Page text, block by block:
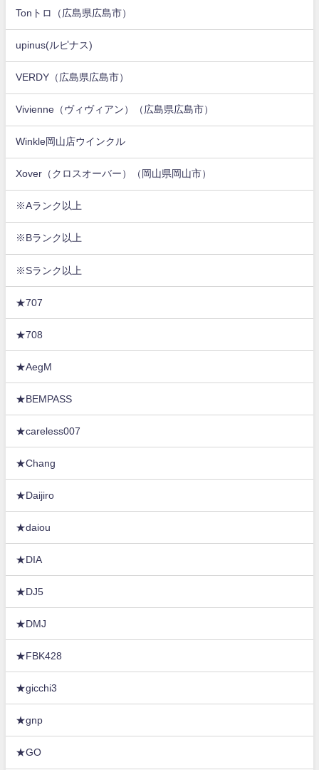
Tonトロ（広島県広島市）
upinus(ルピナス)
VERDY（広島県広島市）
Vivienne（ヴィヴィアン）（広島県広島市）
Winkle岡山店ウインクル
Xover（クロスオーバー）（岡山県岡山市）
※Aランク以上
※Bランク以上
※Sランク以上
★707
★708
★AegM
★BEMPASS
★careless007
★Chang
★Daijiro
★daiou
★DIA
★DJ5
★DMJ
★FBK428
★gicchi3
★gnp
★GO